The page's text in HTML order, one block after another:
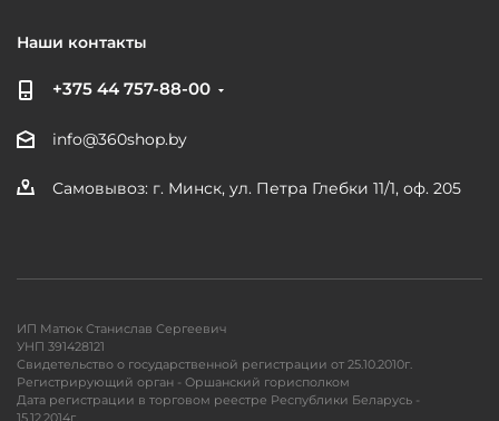
Наши контакты
+375 44 757-88-00
info@360shop.by
Самовывоз: г. Минск, ул. Петра Глебки 11/1, оф. 205
ИП Матюк Станислав Сергеевич
УНП 391428121
Свидетельство о государственной регистрации от 25.10.2010г.
Регистрирующий орган - Оршанский горисполком
Дата регистрации в торговом реестре Республики Беларусь -